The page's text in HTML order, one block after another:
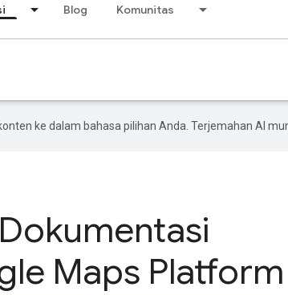
Blog Komunitas
ke dalam bahasa pilihan Anda. Terjemahan AI
Dokumentasi
Maps Platform